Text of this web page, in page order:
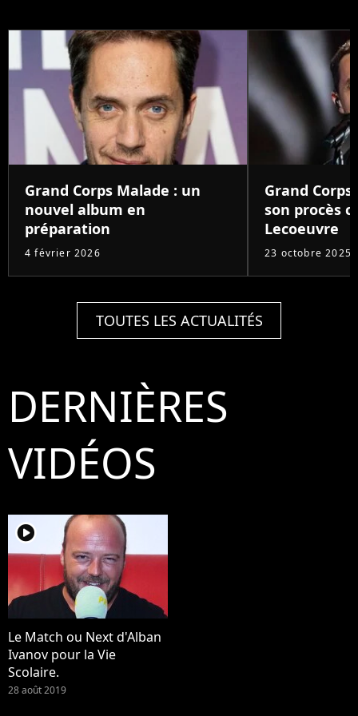
Grand Corps Malade : un
nouvel album en
préparation
4 février 2026
Grand
son procès
Lecoeuvre
23 octobre 2025
TOUTES LES ACTUALITÉS
DERNIÈRES
VIDÉOS
player2
Le Match ou Next d'Alban
Ivanov pour la Vie
Scolaire.
28 août 2019